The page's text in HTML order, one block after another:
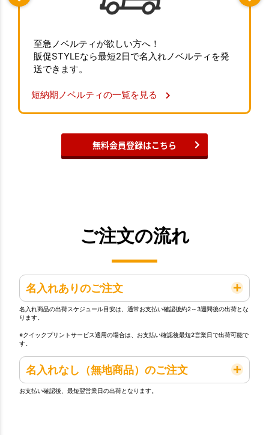
至急ノベルティが欲しい方へ！
販促STYLEなら最短2日で名入れノベルティを発
送できます。
短納期ノベルティの一覧を見る
無料会員登録はこちら
ご注文の流れ
名入れありのご注文
名入れ商品の出荷スケジュール目安は、通常お支払い確認後約2～3週間後の出荷とな
ります。
※クイックプリントサービス適用の場合は、お支払い確認後最短2営業日で出荷可能で
す。
名入れなし（無地商品）のご注文
お支払い確認後、最短翌営業日の出荷となります。